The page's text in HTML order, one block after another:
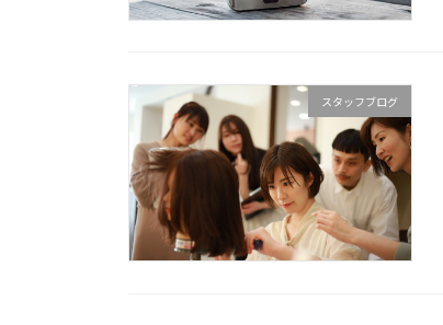
スタッフブログ